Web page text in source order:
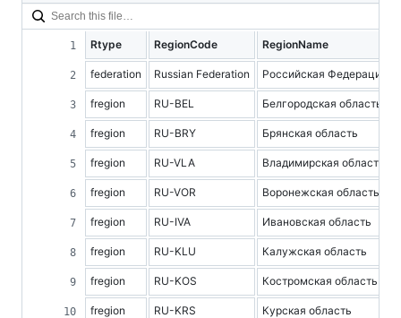
Rtype RegionCode RegionName
federation Russian Federation Российская Федерация
fregion RU-BEL Белгородская область
fregion RU-BRY Брянская область
fregion RU-VLA Владимирская область
fregion RU-VOR Воронежская область
fregion RU-IVA Ивановская область
fregion RU-KLU Калужская область
fregion RU-KOS Костромская область
fregion RU-KRS Курская область